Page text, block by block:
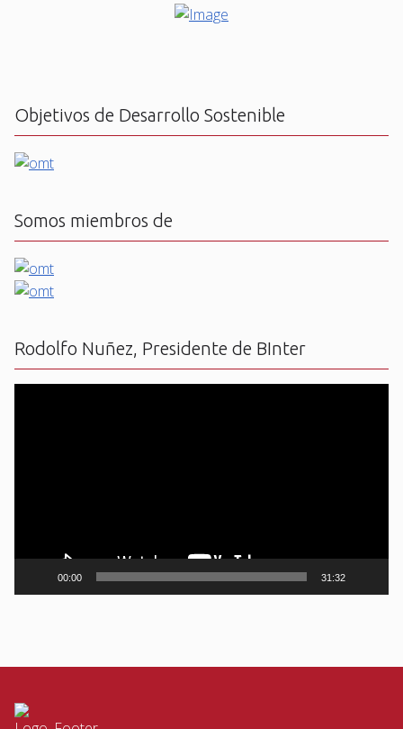
Objetivos de Desarrollo Sostenible
Somos miembros de
Rodolfo Nuñez, Presidente de BInter
00:00 31:32